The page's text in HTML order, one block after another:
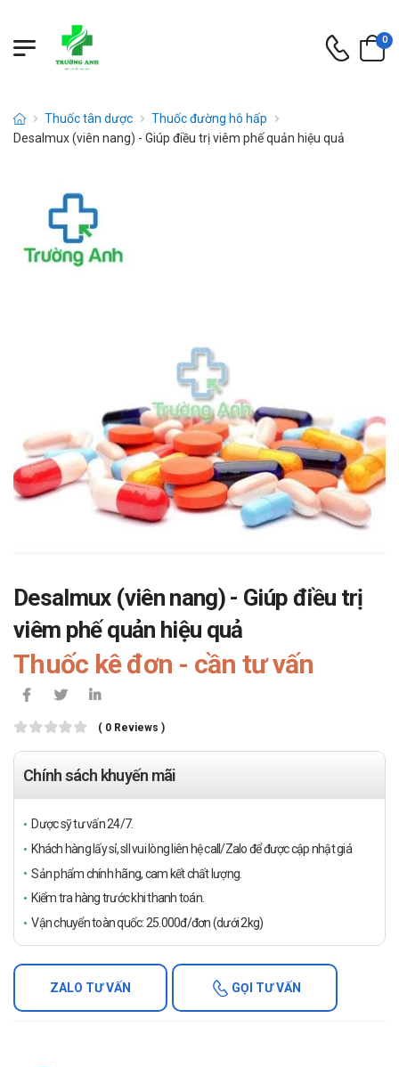
0
Thuốc tân dược
Thuốc đường hô hấp
Desalmux (viên nang) - Giúp điều trị viêm phế quản hiệu quả
Desalmux (viên nang) - Giúp điều trị
viêm phế quản hiệu quả
Thuốc kê đơn - cần tư vấn
( 0 Reviews )
Chính sách khuyến mãi
Dược sỹ tư vấn 24/7.
Khách hàng lấy sỉ, sll vui lòng liên hệ call/Zalo để được cập nhật giá
Sản phẩm chính hãng, cam kết chất lượng.
Kiểm tra hàng trước khi thanh toán.
Vận chuyển toàn quốc: 25.000đ/đơn (dưới 2kg)
ZALO TƯ VẤN GỌI TƯ VẤN